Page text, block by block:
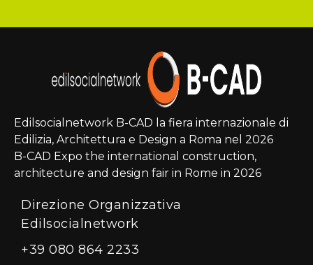
Edilsocialnetwork B-CAD la fiera internazionale di
Edilizia, Architettura e Design a Roma nel 2026
B-CAD Expo the international construction,
architecture and design fair in Rome in 2026
Direzione Organizzativa
Edilsocialnetwork
+39 080 864 2233